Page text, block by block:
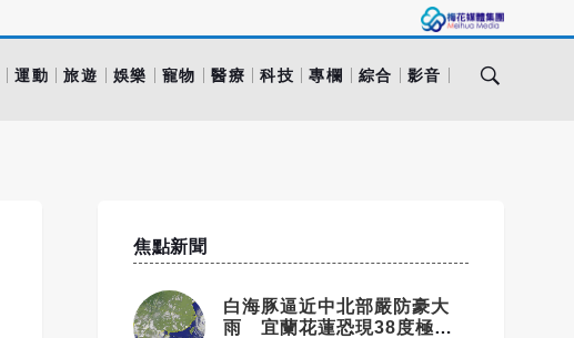
運動 旅遊 娛樂 寵物 醫療 科技 專欄 綜合 影音
焦點新聞
白海豚逼近中北部嚴防豪大
雨 宜蘭花蓮恐現38度極端